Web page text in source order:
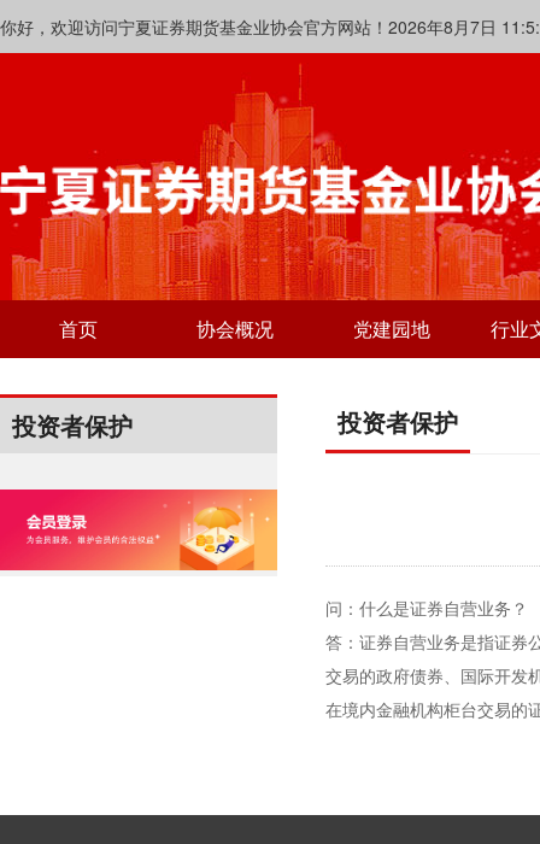
你好，欢迎访问宁夏证券期货基金业协会官方网站！2026年8月7日
首页 协会概况 党建园地 行业
投资者保护 投资者保护
问：什么是证券自营业务？
答：证券自营业务是指证券
交易的政府债券、国际开发
在境内金融机构柜台交易的